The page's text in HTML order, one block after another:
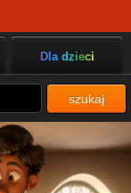
Dla dzieci
szukaj